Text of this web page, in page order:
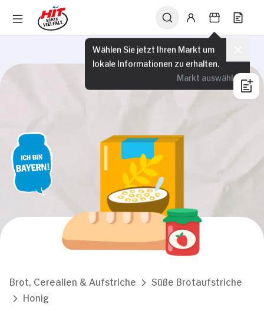
Wählen Sie jetzt Ihren Markt um
lokale Informationen zu erhalten.
Markt auswählen
Brot, Cerealien & Aufstriche
Süße Brotaufstriche
Honig